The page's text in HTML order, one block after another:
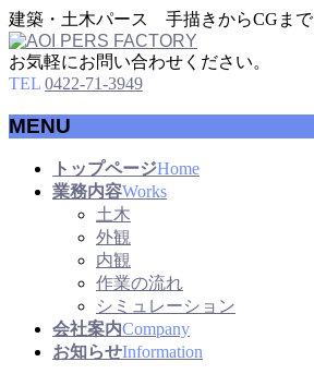
建築・土木パース 手描きからCGまで
お気軽にお問い合わせください。
TEL 0422-71-3949
MENU
トップページHome
業務内容Works
土木
外観
内観
作業の流れ
シミュレーション
会社案内Company
お知らせInformation